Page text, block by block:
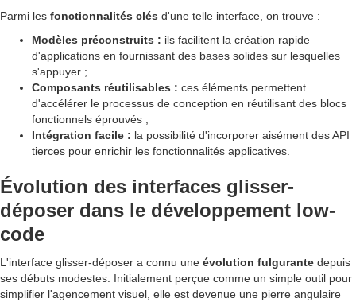
Parmi les fonctionnalités clés d'une telle interface, on trouve :
Modèles préconstruits : ils facilitent la création rapide
d'applications en fournissant des bases solides sur lesquelles
s'appuyer ;
Composants réutilisables : ces éléments permettent
d'accélérer le processus de conception en réutilisant des blocs
fonctionnels éprouvés ;
Intégration facile : la possibilité d'incorporer aisément des API
tierces pour enrichir les fonctionnalités applicatives.
Évolution des interfaces glisser-
déposer dans le développement low-
code
L'interface glisser-déposer a connu une évolution fulgurante depuis
ses débuts modestes. Initialement perçue comme un simple outil pour
simplifier l'agencement visuel, elle est devenue une pierre angulaire